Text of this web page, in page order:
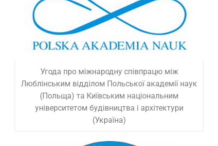
Угода про міжнародну співпрацю між
Люблінським відділом Польської академії наук
(Польща) та Київським національним
університетом будівництва і архітектури
(Україна)